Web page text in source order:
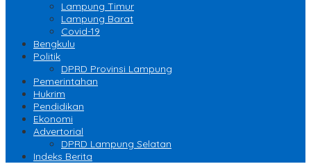
Lampung Timur
Lampung Barat
Covid-19
Bengkulu
Politik
DPRD Provinsi Lampung
Pemerintahan
Hukrim
Pendidikan
Ekonomi
Advertorial
DPRD Lampung Selatan
Indeks Berita